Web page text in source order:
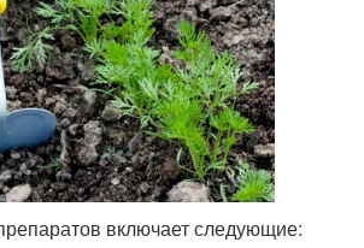
включает следующие: